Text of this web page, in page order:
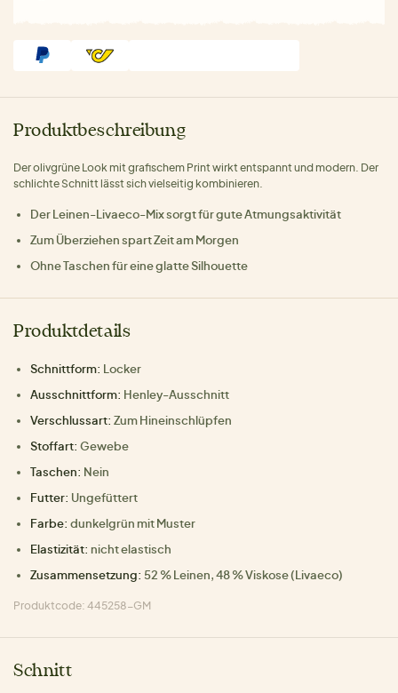
Produktbeschreibung
Der olivgrüne Look mit grafischem Print wirkt entspannt und modern. Der
schlichte Schnitt lässt sich vielseitig kombinieren.
Der Leinen-Livaeco-Mix sorgt für gute Atmungsaktivität
Zum Überziehen spart Zeit am Morgen
Ohne Taschen für eine glatte Silhouette
Produktdetails
Schnittform: Locker
Ausschnittform: Henley-Ausschnitt
Verschlussart: Zum Hineinschlüpfen
Stoffart: Gewebe
Taschen: Nein
Futter: Ungefüttert
Farbe: dunkelgrün mit Muster
Elastizität: nicht elastisch
Zusammensetzung: 52 % Leinen, 48 % Viskose (Livaeco)
Produktcode: 445258-GM
Schnitt